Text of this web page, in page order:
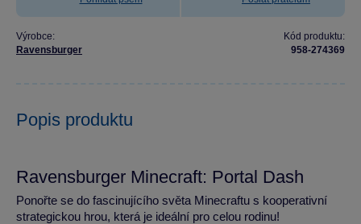
Výrobce:
Ravensburger
Kód produktu:
958-274369
Popis produktu
Ravensburger Minecraft: Portal Dash
Ponořte se do fascinujícího světa Minecraftu s kooperativní
strategickou hrou, která je ideální pro celou rodinu!